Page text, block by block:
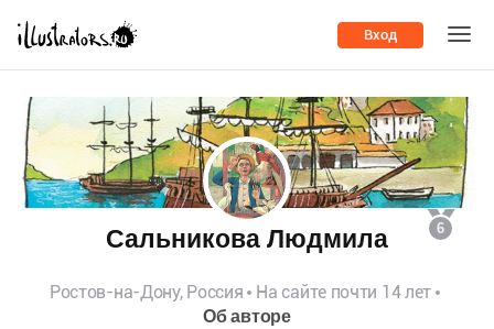
Вход
6
Сальникова Людмила
Ростов-на-Дону, Россия
На сайте почти 14 лет
Об авторе